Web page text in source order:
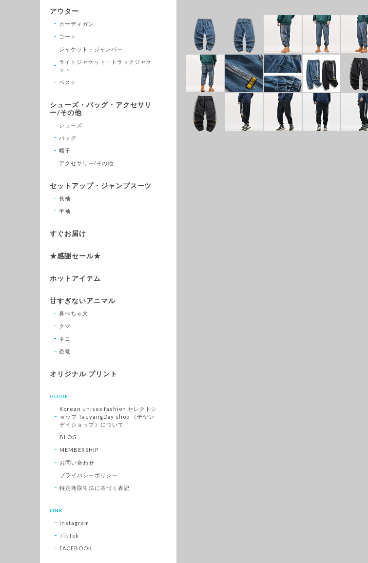
アウター
カーディガン
コート
ジャケット・ジャンパー
ライトジャケット・トラックジャケ
ット
ベスト
シューズ・バッグ・アクセサリ
ー/その他
シューズ
バッグ
帽子
アクセサリー/その他
セットアップ・ジャンプスーツ
長袖
半袖
すぐお届け
★感謝セール★
ホットアイテム
甘すぎないアニマル
鼻ぺちゃ犬
クマ
ネコ
恐竜
オリジナル プリント
GUIDE
Korean unisex fashion セレクトシ
ョップ TaeyangDay shop （テヤン
デイショップ）について
BLOG
MEMBERSHIP
お問い合わせ
プライバシーポリシー
特定商取引法に基づく表記
LINK
Instagram
TikTok
FACEBOOK